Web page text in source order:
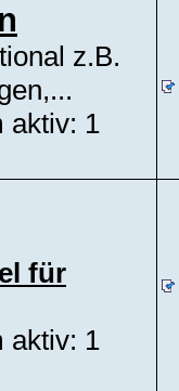
z.B.
aktiv: 1
für
aktiv: 1